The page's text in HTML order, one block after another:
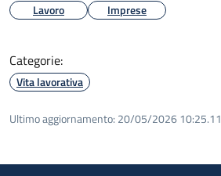
Lavoro Imprese
Categorie:
Vita lavorativa
Ultimo aggiornamento: 20/05/2026 10:25.11